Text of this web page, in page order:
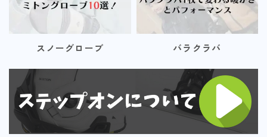
スノーグローブ バラクラバ